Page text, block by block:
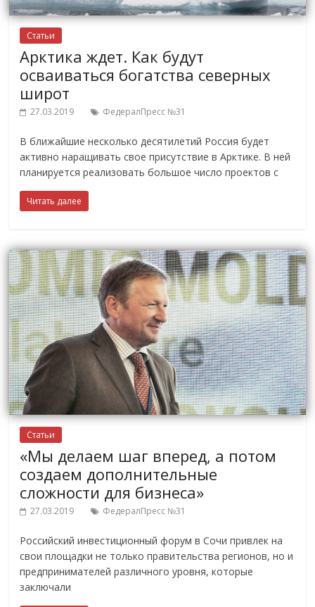
Статьи
Арктика ждет. Как будут
осваиваться богатства северных
широт
27.03.2019 ФедералПресс №31
В ближайшие несколько десятилетий Россия будет
активно наращивать свое присутствие в Арктике. В ней
планируется реализовать большое число проектов с
Читать далее
Статьи
«Мы делаем шаг вперед, а потом
создаем дополнительные
сложности для бизнеса»
27.03.2019 ФедералПресс №31
Российский инвестиционный форум в Сочи привлек на
свои площадки не только правительства регионов, но и
предпринимателей различного уровня, которые
заключали